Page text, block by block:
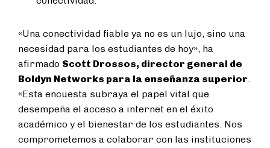
«Una conectividad fiable ya no es un lujo, sino una
necesidad para los estudiantes de hoy», ha
afirmado Scott Drossos, director general de
Boldyn Networks para la enseñanza superior.
«Esta encuesta subraya el papel vital que
desempeña el acceso a internet en el éxito
académico y el bienestar de los estudiantes. Nos
comprometemos a colaborar con las instituciones